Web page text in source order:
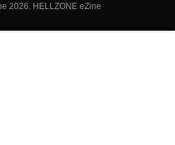
2026. HELLZONE eZine